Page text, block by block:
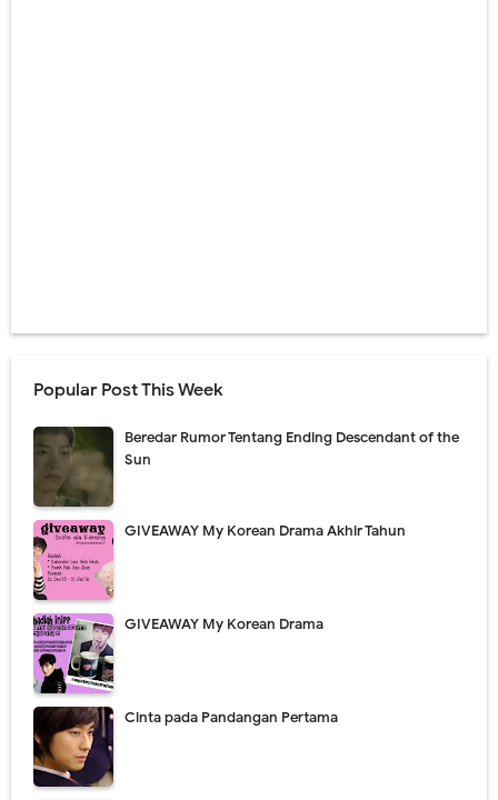
Popular Post This Week
Beredar Rumor Tentang Ending Descendant of the
Sun
GIVEAWAY My Korean Drama Akhir Tahun
GIVEAWAY My Korean Drama
Cinta pada Pandangan Pertama